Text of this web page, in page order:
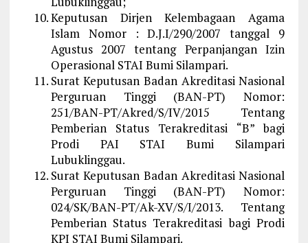
Keputusan Dirjen Kelembagaan Agama
Islam Nomor : D.J.I/290/2007 tanggal 9
Agustus 2007 tentang Perpanjangan Izin
Operasional STAI Bumi Silampari.
Surat Keputusan Badan Akreditasi Nasional
Perguruan Tinggi (BAN-PT) Nomor:
251/BAN-PT/Akred/S/IV/2015 Tentang
Pemberian Status Terakreditasi “B” bagi
Prodi PAI STAI Bumi Silampari
Lubuklinggau.
Surat Keputusan Badan Akreditasi Nasional
Perguruan Tinggi (BAN-PT) Nomor:
024/SK/BAN-PT/Ak-XV/S/I/2013. Tentang
Pemberian Status Terakreditasi bagi Prodi
KPI STAI Bumi Silampari.